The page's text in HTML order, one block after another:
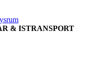
& ISTRANSPORT